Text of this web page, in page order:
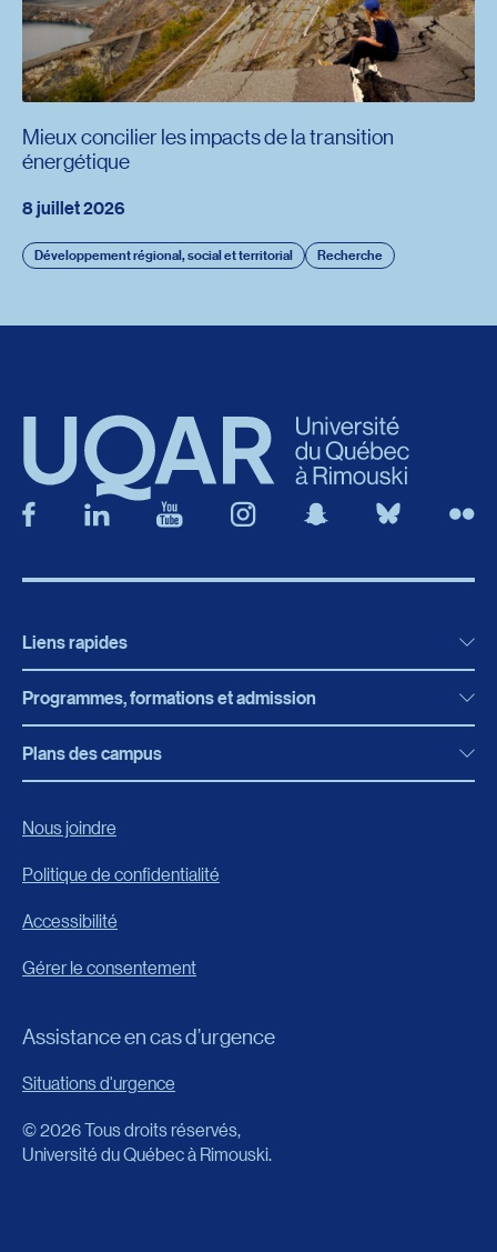
8 juillet 2026
Développement régional, social et territorial Recherche
Mieux concilier les impacts de la transition
énergétique
Liens rapides
Actualités
Bibliothèque
Boutique en ligne
Carrières
Événements
Fondation de l’UQAR
FAQ
Portail
Programmes, formations et admission
Programmes, formations et admission
Frais de scolarité
Calendrier universitaire
Horaire des cours
Plans des campus
Nous joindre
Politique de confidentialité
Accessibilité
Gérer le consentement
Assistance en cas d’urgence
Situations d'urgence
© 2026 Tous droits réservés,
Université du Québec à Rimouski.